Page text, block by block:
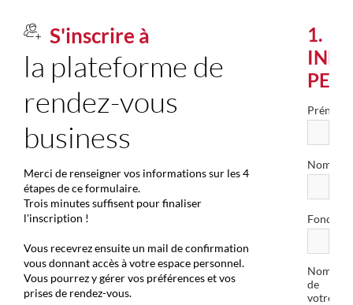
S'inscrire à
la plateforme de
rendez-vous
business
Merci de renseigner vos informations sur les 4
étapes de ce formulaire.
Trois minutes suffisent pour finaliser
l'inscription !
Vous recevrez ensuite un mail de confirmation
vous donnant accès à votre espace personnel.
Vous pourrez y gérer vos préférences et vos
prises de rendez-vous.
1.
Prénom
Nom
Fonction
Nom
de
votre